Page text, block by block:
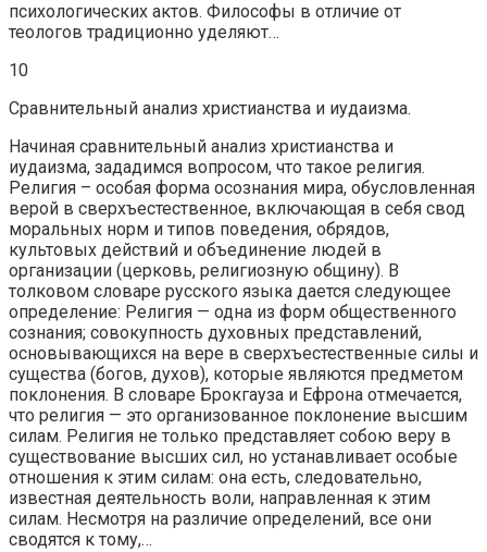
психологических актов. Философы в отличие от
теологов традиционно уделяют…
10
Сравнительный анализ христианства и иудаизма.
Начиная сравнительный анализ христианства и
иудаизма, зададимся вопросом, что такое религия.
Религия – особая форма осознания мира, обусловленная
верой в сверхъестественное, включающая в себя свод
моральных норм и типов поведения, обрядов,
культовых действий и объединение людей в
организации (церковь, религиозную общину). В
толковом словаре русского языка дается следующее
определение: Религия — одна из форм общественного
сознания; совокупность духовных представлений,
основывающихся на вере в сверхъестественные силы и
существа (богов, духов), которые являются предметом
поклонения. В словаре Брокгауза и Ефрона отмечается,
что религия — это организованное поклонение высшим
силам. Религия не только представляет собою веру в
существование высших сил, но устанавливает особые
отношения к этим силам: она есть, следовательно,
известная деятельность воли, направленная к этим
силам. Несмотря на различие определений, все они
сводятся к тому,…